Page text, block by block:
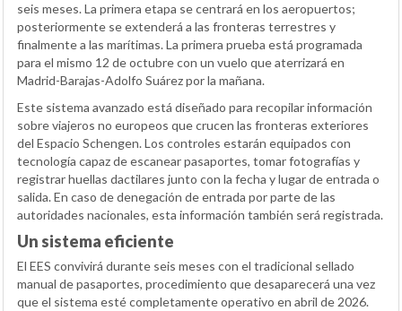
seis meses. La primera etapa se centrará en los aeropuertos;
posteriormente se extenderá a las fronteras terrestres y
finalmente a las marítimas. La primera prueba está programada
para el mismo 12 de octubre con un vuelo que aterrizará en
Madrid-Barajas-Adolfo Suárez por la mañana.
Este sistema avanzado está diseñado para recopilar información
sobre viajeros no europeos que crucen las fronteras exteriores
del Espacio Schengen. Los controles estarán equipados con
tecnología capaz de escanear pasaportes, tomar fotografías y
registrar huellas dactilares junto con la fecha y lugar de entrada o
salida. En caso de denegación de entrada por parte de las
autoridades nacionales, esta información también será registrada.
Un sistema eficiente
El EES convivirá durante seis meses con el tradicional sellado
manual de pasaportes, procedimiento que desaparecerá una vez
que el sistema esté completamente operativo en abril de 2026.